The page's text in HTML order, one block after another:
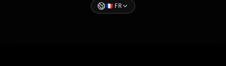
🇫🇷 FR
Sélectionner une langue